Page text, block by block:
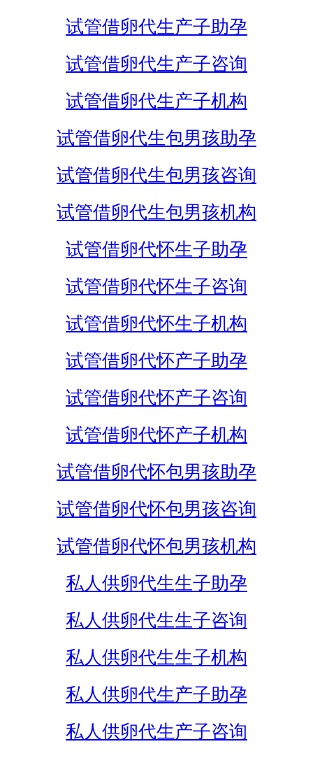
试管借卵代生产子助孕
试管借卵代生产子咨询
试管借卵代生产子机构
试管借卵代生包男孩助孕
试管借卵代生包男孩咨询
试管借卵代生包男孩机构
试管借卵代怀生子助孕
试管借卵代怀生子咨询
试管借卵代怀生子机构
试管借卵代怀产子助孕
试管借卵代怀产子咨询
试管借卵代怀产子机构
试管借卵代怀包男孩助孕
试管借卵代怀包男孩咨询
试管借卵代怀包男孩机构
私人供卵代生生子助孕
私人供卵代生生子咨询
私人供卵代生生子机构
私人供卵代生产子助孕
私人供卵代生产子咨询